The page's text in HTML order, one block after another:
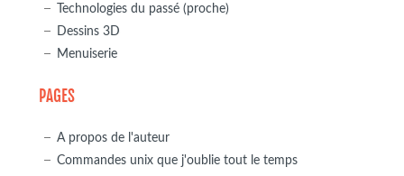
Technologies du passé (proche)
Dessins 3D
Menuiserie
PAGES
A propos de l'auteur
Commandes unix que j'oublie tout le temps